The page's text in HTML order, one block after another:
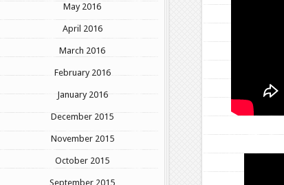
May 2016
April 2016
March 2016
February 2016
January 2016
December 2015
November 2015
October 2015
September 2015